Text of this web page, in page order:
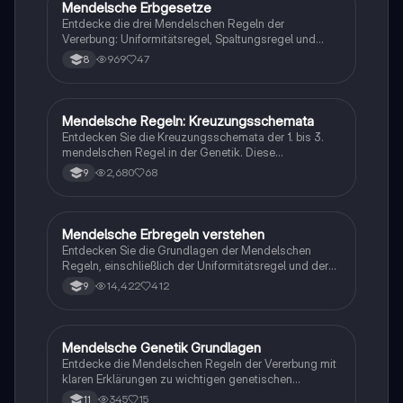
möchten.
Biologie
Mendelsche Erbgesetze
Entdecke die drei Mendelschen Regeln der
Vererbung: Uniformitätsregel, Spaltungsregel und
Unabhängigkeitsregel. Dieser Lernzettel bietet klare
Erklärungen und anschauliche Beispiele zu dihybriden
Genetik.
8 969 47
Biologie
Mendelsche Regeln: Kreuzungsschemata
Entdecken Sie die Kreuzungsschemata der 1. bis 3.
mendelschen Regel in der Genetik. Diese
Zusammenfassung behandelt die Prinzipien der
Uniformitätsregel, Spaltungsregel und
Biologiestudenten, die die Grundlagen der
genetischen Vererbung verstehen möchten.
9 2,680 68
Biologie
Mendelsche Erbregeln verstehen
Entdecken Sie die Grundlagen der Mendelschen
Regeln, einschließlich der Uniformitätsregel und der
Spaltungsregel. Diese Zusammenfassung behandelt
wichtige Begriffe wie Genotyp, Phänotyp, Allele und
erlernen möchten.
9 14,422 412
Biologie
Mendelsche Genetik Grundlagen
Entdecke die Mendelschen Regeln der Vererbung mit
klaren Erklärungen zu wichtigen genetischen
Begriffen wie Genotyp, Phänotyp, dominant und
11 345 15